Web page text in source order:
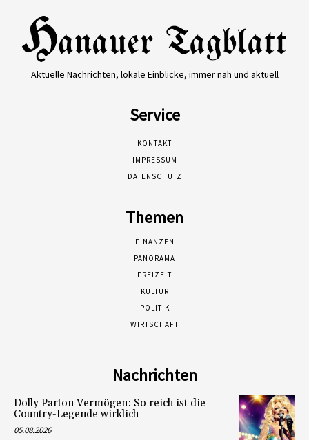
Aktuelle Nachrichten, lokale Einblicke, immer nah und aktuell
Service
KONTAKT
IMPRESSUM
DATENSCHUTZ
Themen
FINANZEN
PANORAMA
FREIZEIT
KULTUR
POLITIK
WIRTSCHAFT
Nachrichten
Dolly Parton Vermögen: So reich ist die
Country-Legende wirklich
05.08.2026